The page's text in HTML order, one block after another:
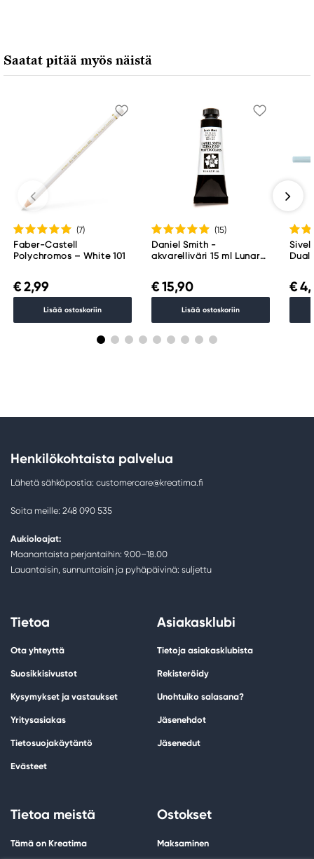
Saatat pitää myös näistä
(7)
Faber-Castell
Polychromos – White 101
€ 2,99
Lisää ostoskoriin
(15)
Daniel Smith -
akvarelliväri 15 ml Lunar
€ 15,90
Lisää ostoskoriin
Dual
€
Henkilökohtaista palvelua
Lähetä sähköpostia: customercare@kreatima.fi
Soita meille: 248 090 535
Aukioloajat:
Maanantaista perjantaihin: 9.00–18.00
Lauantaisin, sunnuntaisin ja pyhäpäivinä: suljettu
Tietoa
Ota yhteyttä
Suosikkisivustot
Kysymykset ja vastaukset
Yritysasiakas
Tietosuojakäytäntö
Evästeet
Asiakasklubi
Tietoja asiakasklubista
Rekisteröidy
Unohtuiko salasana?
Jäsenehdot
Jäsenedut
Tietoa meistä
Tämä on Kreatima
Ostokset
Maksaminen